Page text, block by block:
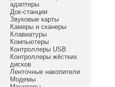
адаптеры
Док-станции
Звуковые карты
Камеры и сканеры
Клавиатуры
Компьютеры
Контроллеры USB
Контроллеры жёстких
дисков
Ленточные накопители
Модемы